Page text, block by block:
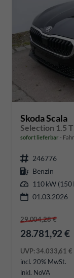
Skoda Scala
sofort lieferbar
246776
Benzin
110 kW (150
01.03.2026
29.004,28 €
28.781,92 €
UVP:34.033,61 €
incl. 20% MwSt.
inkl. NoVA